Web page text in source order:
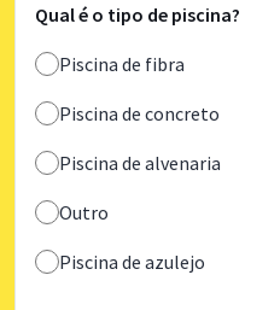
Qual é o tipo de piscina?
Piscina de fibra
Piscina de concreto
Piscina de alvenaria
Outro
Piscina de azulejo